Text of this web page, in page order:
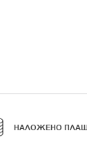
НАЛОЖЕНО